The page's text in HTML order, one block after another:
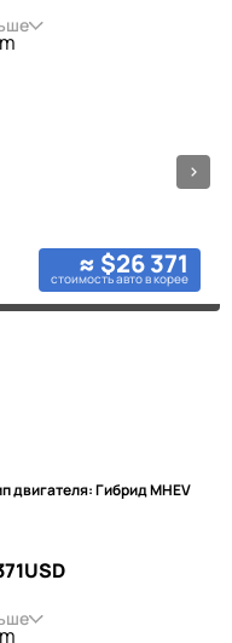
≈ $26 371
стоимость авто в корее
двигателя: Гибрид MHEV
USD